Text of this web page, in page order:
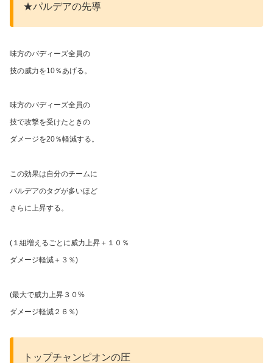
★パルデアの先導
味方のバディーズ全員の
技の威力を10％あげる。
味方のバディーズ全員の
技で攻撃を受けたときの
ダメージを20％軽減する。
この効果は自分のチームに
パルデアのタグが多いほど
さらに上昇する。
(１組増えるごとに威力上昇＋１０％
ダメージ軽減＋３％)
(最大で威力上昇３０%
ダメージ軽減２６％)
トップチャンピオンの圧